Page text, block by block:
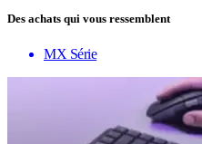
Des achats qui vous ressemblent
MX Série